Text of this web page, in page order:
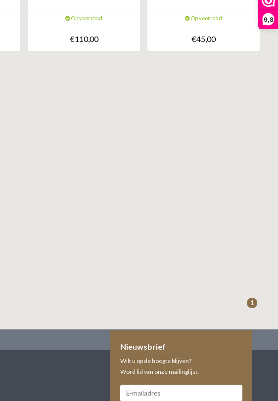
9,8
Op voorraad
€110,00
Op voorraad
€45,00
1
Nieuwsbrief
Wilt u op de hoogte blijven?
Word lid van onze mailinglijst: